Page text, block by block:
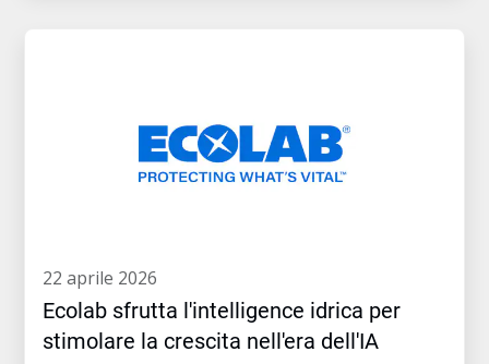
22 aprile 2026
Ecolab sfrutta l'intelligence idrica per
stimolare la crescita nell'era dell'IA